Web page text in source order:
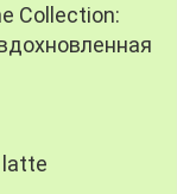
Collection:
latte